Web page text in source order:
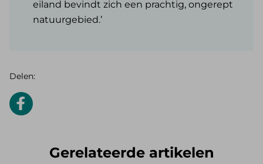
eiland bevindt zich een prachtig, ongerept
natuurgebied.’
Delen:
Gerelateerde artikelen